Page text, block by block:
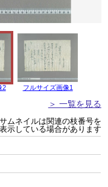
2 フルサイズ画像1
＞ 一覧を見る
ムネイルは関連の枝番号を
表示している場合があります